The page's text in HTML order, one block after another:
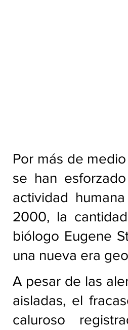
Por más de
se han
actividad
2000, la
biólogo Eugene
una nueva era
A pesar de las
aisladas, el
caluroso